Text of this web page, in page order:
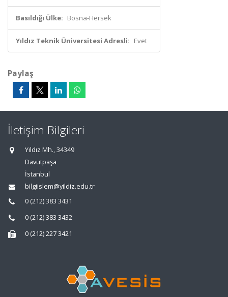
Basıldığı Ülke: Bosna-Hersek
Yıldız Teknik Üniversitesi Adresli: Evet
Paylaş
İletişim Bilgileri
Yıldız Mh., 34349
Davutpaşa
İstanbul
bilgiislem@yildiz.edu.tr
0 (212) 383 3431
0 (212) 383 3432
0 (212) 227 3421